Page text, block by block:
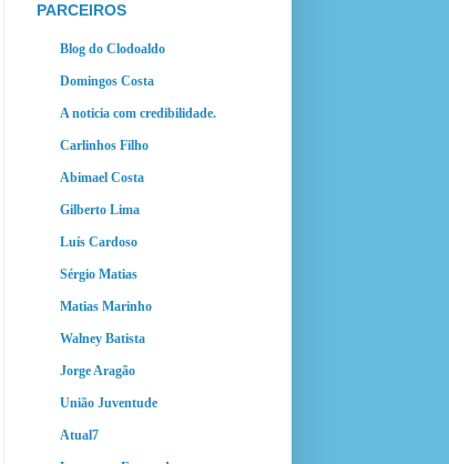
PARCEIROS
Blog do Clodoaldo
Domingos Costa
A noticia com credibilidade.
Carlinhos Filho
Abimael Costa
Gilberto Lima
Luís Cardoso
Sérgio Matias
Matias Marinho
Walney Batista
Jorge Aragão
União Juventude
Atual7